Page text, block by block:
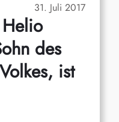
31. Juli 2017
des
ist